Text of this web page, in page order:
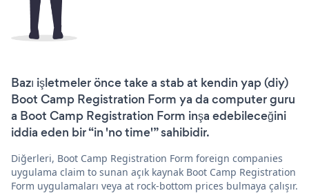
Bazı işletmeler önce take a stab at kendin yap (diy)
Boot Camp Registration Form ya da computer guru
a Boot Camp Registration Form inşa edebileceğini
iddia eden bir “in 'no time'” sahibidir.
Diğerleri, Boot Camp Registration Form foreign companies
uygulama claim to sunan açık kaynak Boot Camp Registration
Form uygulamaları veya at rock-bottom prices bulmaya çalışır.